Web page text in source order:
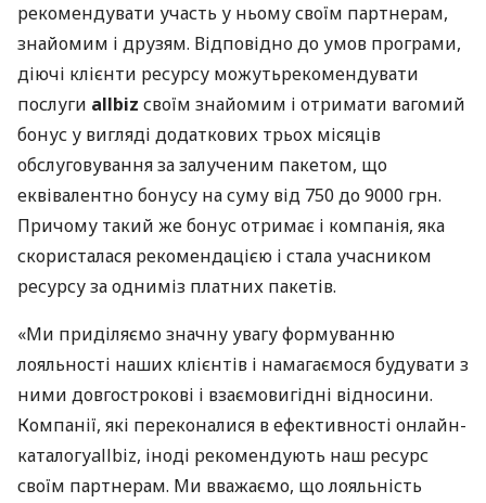
рекомендувати участь у ньому своїм партнерам,
знайомим і друзям. Відповідно до умов програми,
діючі клієнти ресурсу можутьрекомендувати
послуги allbiz своїм знайомим і отримати вагомий
бонус у вигляді додаткових трьох місяців
обслуговування за залученим пакетом, що
еквівалентно бонусу на суму від 750 до 9000 грн.
Причому такий же бонус отримає і компанія, яка
скористалася рекомендацією і стала учасником
ресурсу за одниміз платних пакетів.
«Ми приділяємо значну увагу формуванню
лояльності наших клієнтів і намагаємося будувати з
ними довгострокові і взаємовигідні відносини.
Компанії, які переконалися в ефективності онлайн-
каталогуallbiz, іноді рекомендують наш ресурс
своїм партнерам. Ми вважаємо, що лояльність